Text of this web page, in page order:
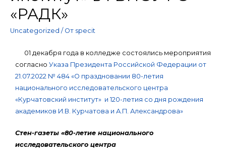
«РАДК»
Uncategorized / От specit
01 декабря года в колледже состоялись мероприятия
согласно Указа Президента Российской Федерации от
21.07.2022 № 484 «О праздновании 80-летия
национального исследовательского центра
«Курчатовский институт» и 120-летия со дня рождения
академиков И.В. Курчатова и А.П. Александрова»
Стен-газеты «80-летие национального
исследовательского центра